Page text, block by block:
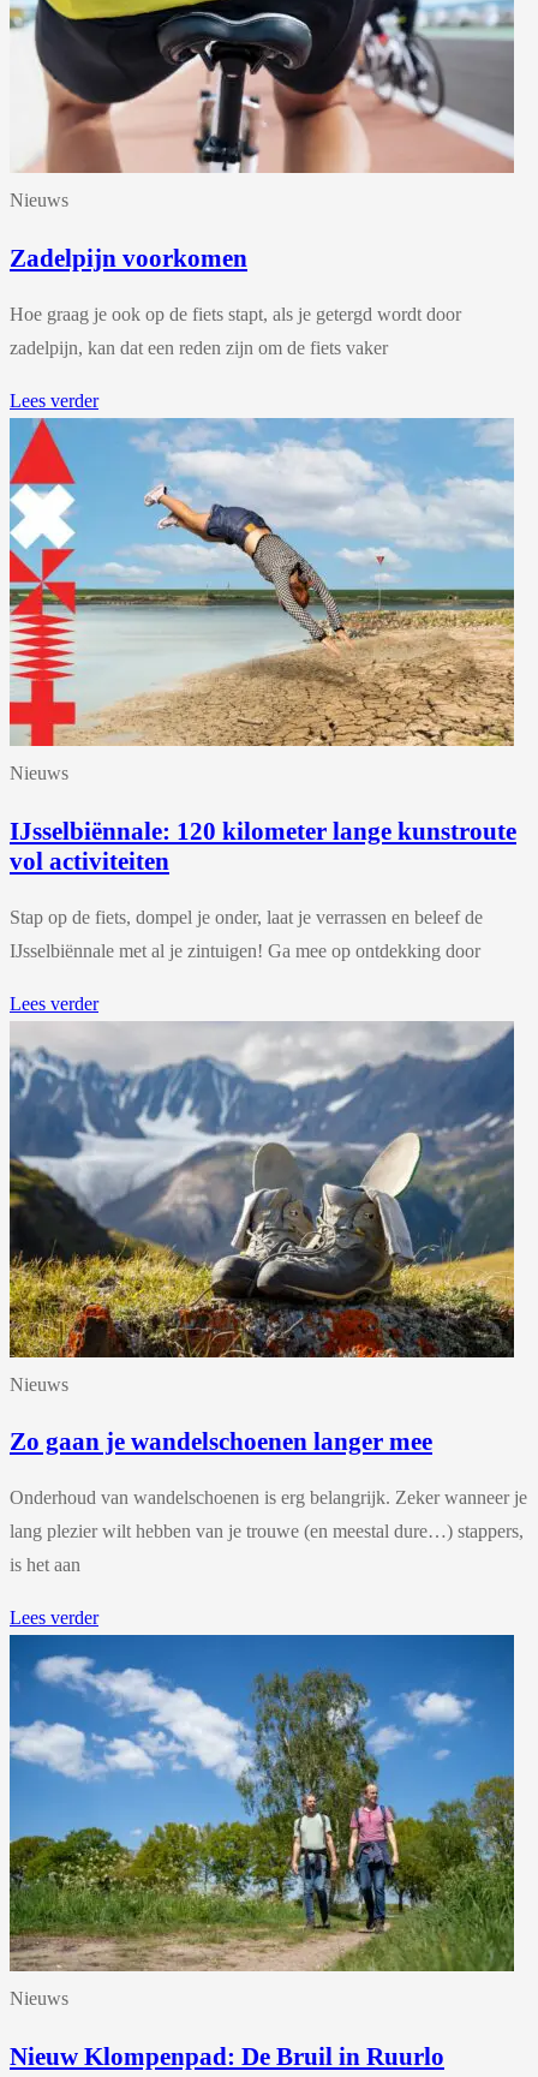
Nieuws
Zadelpijn voorkomen
Hoe graag je ook op de fiets stapt, als je getergd wordt door
zadelpijn, kan dat een reden zijn om de fiets vaker
Lees verder
Nieuws
IJsselbiënnale: 120 kilometer lange kunstroute
vol activiteiten
Stap op de fiets, dompel je onder, laat je verrassen en beleef de
IJsselbiënnale met al je zintuigen! Ga mee op ontdekking door
Lees verder
Nieuws
Zo gaan je wandelschoenen langer mee
Onderhoud van wandelschoenen is erg belangrijk. Zeker wanneer je
lang plezier wilt hebben van je trouwe (en meestal dure…) stappers,
is het aan
Lees verder
Nieuws
Nieuw Klompenpad: De Bruil in Ruurlo